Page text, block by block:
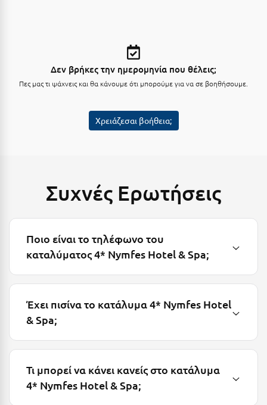
Μπαλί Κρήτης
Μπούκα Μεσσηνίας
Νάξος
Νάουσα
Ναυπακτία
Ναύπλιο
Νέα Μάκρη
Νέα Στύρα Εύβοιας
Νέοι Πόροι Πιερίας
Δεν βρήκες την ημερομηνία που θέλεις;
Πες μας τι ψάχνεις και θα κάνουμε ότι μπορούμε για να σε βοηθήσουμε.
Χρειάζεσαι βοήθεια;
Συχνές Ερωτήσεις
Ποιο είναι το τηλέφωνο του
καταλύματος 4* Nymfes Hotel & Spa;
Έχει πισίνα το κατάλυμα 4* Nymfes Hotel
& Spa;
Τι μπορεί να κάνει κανείς στο κατάλυμα
4* Nymfes Hotel & Spa;